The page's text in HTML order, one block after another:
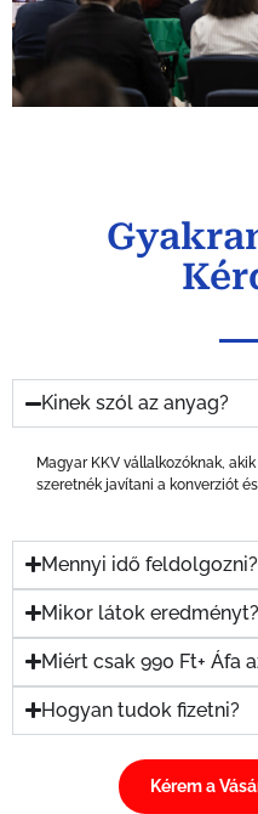
Kinek szól az anyag?
Magyar KKV vállalkozóknak,
szeretnék javítani a konverziót
Mennyi idő feldolgozni?
Mikor látok eredményt?
Miért csak 990 Ft+ Áfa
Hogyan tudok fizetni?
Kérem a